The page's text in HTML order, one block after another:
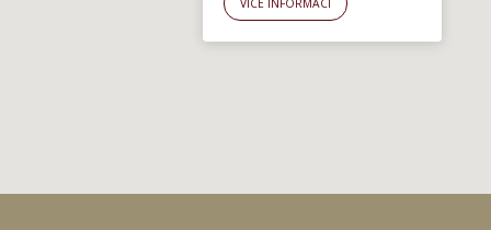
VÍCE INFORMACÍ